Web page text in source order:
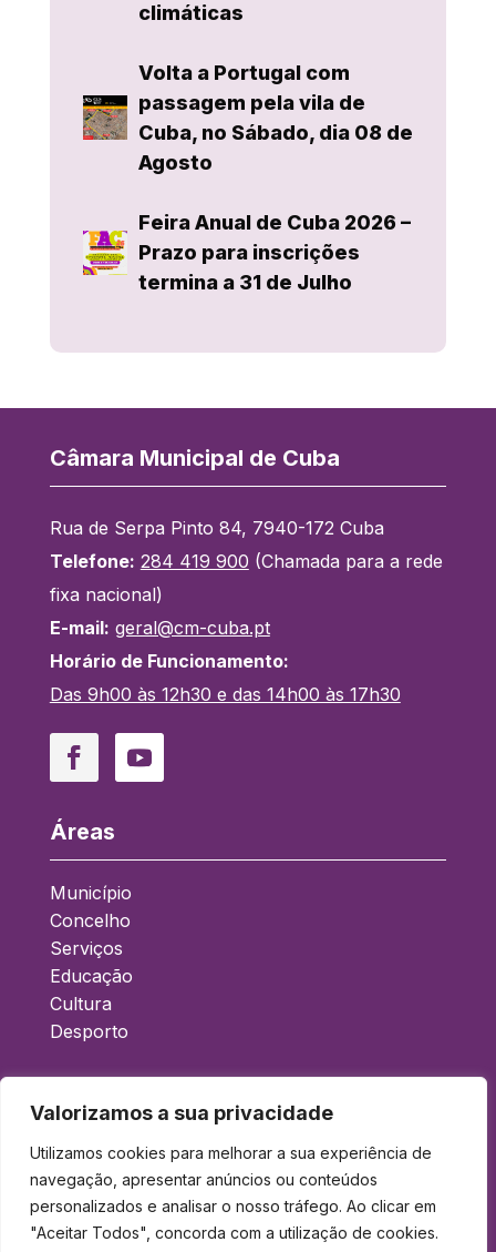
Valorizamos a sua privacidade
Utilizamos cookies para melhorar a sua experiência de
navegação, apresentar anúncios ou conteúdos
personalizados e analisar o nosso tráfego. Ao clicar em
"Aceitar Todos", concorda com a utilização de cookies.
climáticas
Volta a Portugal com
passagem pela vila de
Cuba, no Sábado, dia 08 de
Agosto
Feira Anual de Cuba 2026 –
Prazo para inscrições
termina a 31 de Julho
Câmara Municipal de Cuba
Rua de Serpa Pinto 84, 7940-172 Cuba
Telefone: 284 419 900 (Chamada para a rede
fixa nacional)
E-mail: geral@cm-cuba.pt
Horário de Funcionamento:
Das 9h00 às 12h30 e das 14h00 às 17h30
FacebookYouTube
Áreas
Município
Concelho
Serviços
Educação
Cultura
Desporto
Boletim Municipal
Balcão Eletrónico
Gad
Acessibilidade